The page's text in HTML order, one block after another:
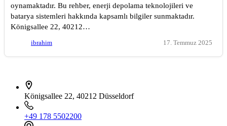
oynamaktadır. Bu rehber, enerji depolama teknolojileri ve
batarya sistemleri hakkında kapsamlı bilgiler sunmaktadır.
Königsallee 22, 40212…
ibrahim 17. Temmuz 2025
Königsallee 22, 40212 Düsseldorf
+49 178 5502200